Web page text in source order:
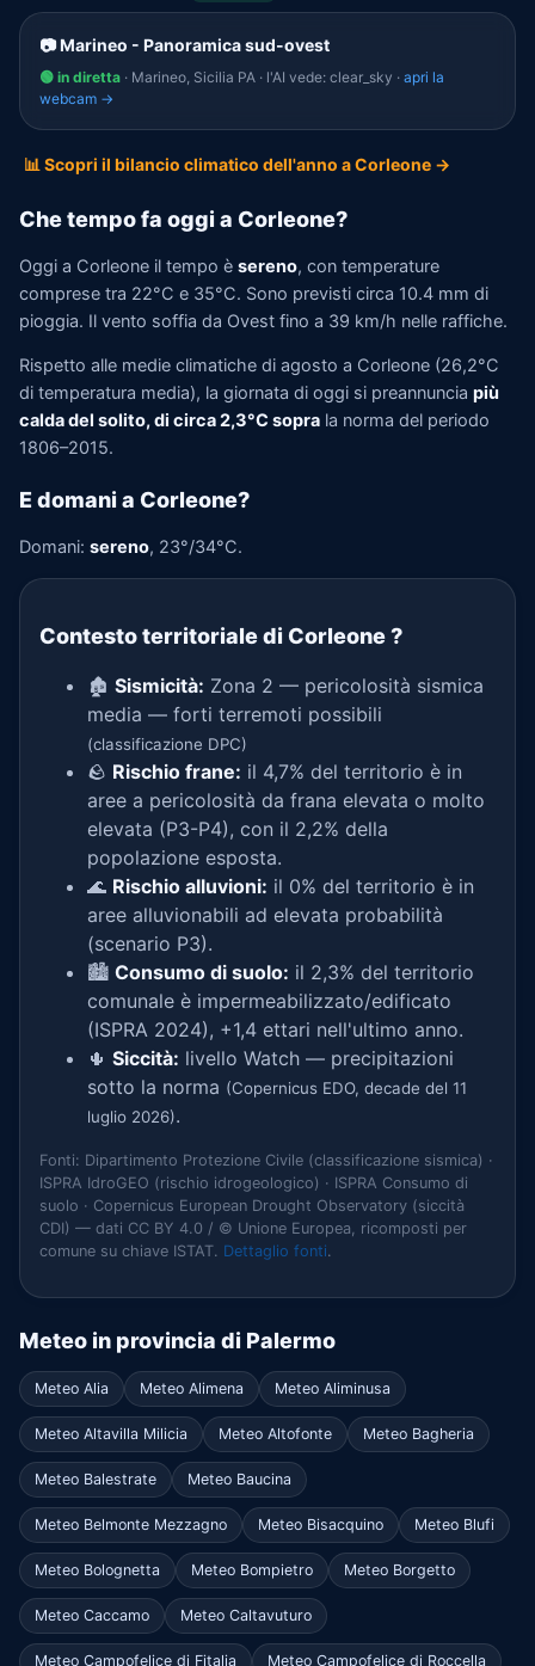
📷 Marineo - Panoramica sud-ovest
🟢 in diretta · Marineo, Sicilia PA · l'AI vede: clear_sky · apri la
webcam →
📊 Scopri il bilancio climatico dell'anno a Corleone →
Che tempo fa oggi a Corleone?
Oggi a Corleone il tempo è sereno, con temperature
comprese tra 22°C e 35°C. Sono previsti circa 10.4 mm di
pioggia. Il vento soffia da Ovest fino a 39 km/h nelle raffiche.
Rispetto alle medie climatiche di agosto a Corleone (26,2°C
di temperatura media), la giornata di oggi si preannuncia più
calda del solito, di circa 2,3°C sopra la norma del periodo
1806–2015.
E domani a Corleone?
Domani: sereno, 23°/34°C.
Contesto territoriale di Corleone?
🏚️ Sismicità: Zona 2 — pericolosità sismica
media — forti terremoti possibili
(classificazione DPC)
🪨 Rischio frane: il 4,7% del territorio è in
aree a pericolosità da frana elevata o molto
elevata (P3-P4), con il 2,2% della
popolazione esposta.
🌊 Rischio alluvioni: il 0% del territorio è in
aree alluvionabili ad elevata probabilità
(scenario P3).
🏙️ Consumo di suolo: il 2,3% del territorio
comunale è impermeabilizzato/edificato
(ISPRA 2024), +1,4 ettari nell'ultimo anno.
🌵 Siccità: livello Watch — precipitazioni
sotto la norma (Copernicus EDO, decade del 11
luglio 2026).
Fonti: Dipartimento Protezione Civile (classificazione sismica) ·
ISPRA IdroGEO (rischio idrogeologico) · ISPRA Consumo di
suolo · Copernicus European Drought Observatory (siccità
CDI) — dati CC BY 4.0 / © Unione Europea, ricomposti per
comune su chiave ISTAT. Dettaglio fonti.
Meteo in provincia di Palermo
Meteo Alia Meteo Alimena Meteo Aliminusa
Meteo Altavilla Milicia Meteo Altofonte Meteo Bagheria
Meteo Balestrate Meteo Baucina
Meteo Belmonte Mezzagno Meteo Bisacquino Meteo Blufi
Meteo Bolognetta Meteo Bompietro Meteo Borgetto
Meteo Caccamo Meteo Caltavuturo
Meteo Campofelice di Fitalia Meteo Campofelice di Roccella